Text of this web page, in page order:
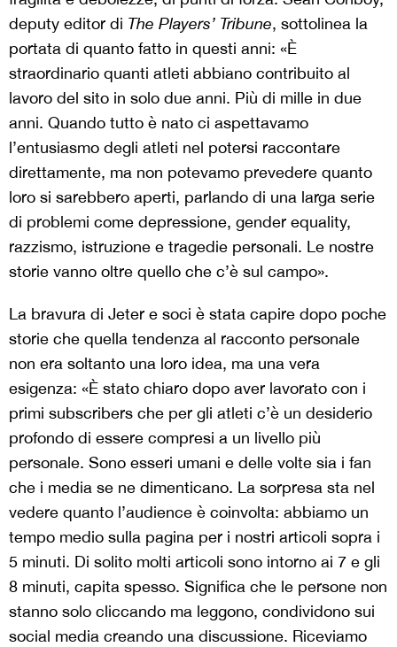
deputy editor di The Players’ Tribune, sottolinea la
portata di quanto fatto in questi anni: «È
straordinario quanti atleti abbiano contribuito al
lavoro del sito in solo due anni. Più di mille in due
anni. Quando tutto è nato ci aspettavamo
l’entusiasmo degli atleti nel potersi raccontare
direttamente, ma non potevamo prevedere quanto
loro si sarebbero aperti, parlando di una larga serie
di problemi come depressione, gender equality,
razzismo, istruzione e tragedie personali. Le nostre
storie vanno oltre quello che c’è sul campo».
La bravura di Jeter e soci è stata capire dopo poche
storie che quella tendenza al racconto personale
non era soltanto una loro idea, ma una vera
esigenza: «È stato chiaro dopo aver lavorato con i
primi subscribers che per gli atleti c’è un desiderio
profondo di essere compresi a un livello più
personale. Sono esseri umani e delle volte sia i fan
che i media se ne dimenticano. La sorpresa sta nel
vedere quanto l’audience è coinvolta: abbiamo un
tempo medio sulla pagina per i nostri articoli sopra i
5 minuti. Di solito molti articoli sono intorno ai 7 e gli
8 minuti, capita spesso. Significa che le persone non
stanno solo cliccando ma leggono, condividono sui
social media creando una discussione. Riceviamo